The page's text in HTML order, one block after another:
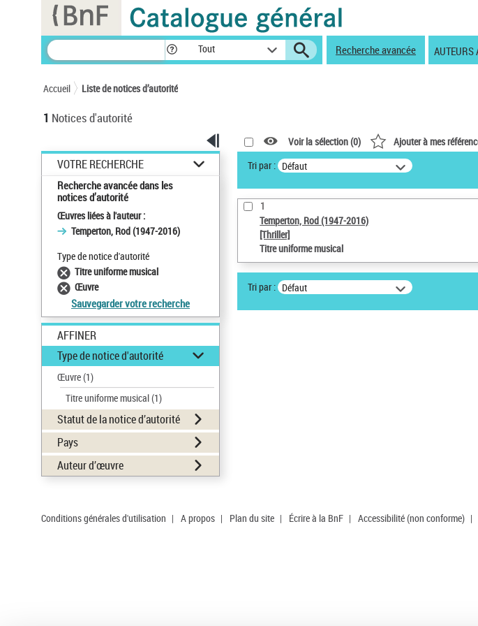
Tout Recherche avancée AUTEURS
Accueil Liste de notices d’autorité
1 Notices d'autorité
VOTRE RECHERCHE
Recherche avancée dans les
notices d’autorité
Œuvres liées à l'auteur :
Temperton, Rod (1947-2016)
Type de notice d'autorité
Titre uniforme musical
Œuvre
Sauvegarder votre recherche
AFFINER
Type de notice d'autorité
Œuvre(1)
Titre uniforme musical(1)
Statut de la notice d’autorité
Pays
Auteur d’œuvre
Voir la sélection (0) Ajouter à mes
Tri par : Défaut
1
Temperton, Rod (1947-2016)
[Thriller]
Titre uniforme musical
Tri par : Défaut
Conditions générales d'utilisation | A propos | Plan du site | Écrire à la BnF | Accessibilité (non conforme) |
Panneau de gestion des cookies